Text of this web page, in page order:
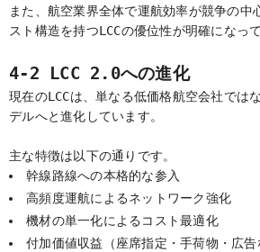
また、航空業界全体で運航効率が競争の中
スト構造を持つLCCの優位性が明確になって
4-2 LCC 2.0への進化
現在のLCCは、単なる低価格航空会社では
デルへと進化しています。
主な特徴は以下の通りです。
幹線路線への本格的な参入
高頻度運航によるネットワーク強化
機材の単一化によるコスト最適化
付加価値収益（座席指定・手荷物・広